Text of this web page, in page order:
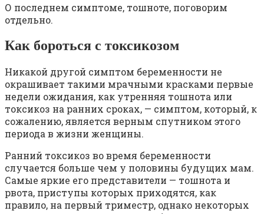
О последнем симптоме, тошноте, поговорим
отдельно.
Как бороться с токсикозом
Никакой другой симптом беременности не
окрашивает такими мрачными красками первые
недели ожидания, как утренняя тошнота или
токсикоз на ранних сроках, — симптом, который, к
сожалению, является верным спутником этого
периода в жизни женщины.
Ранний токсикоз во время беременности
случается больше чем у половины будущих мам.
Самые яркие его представители — тошнота и
рвота, приступы которых приходятся, как
правило, на первый триместр, однако некоторых